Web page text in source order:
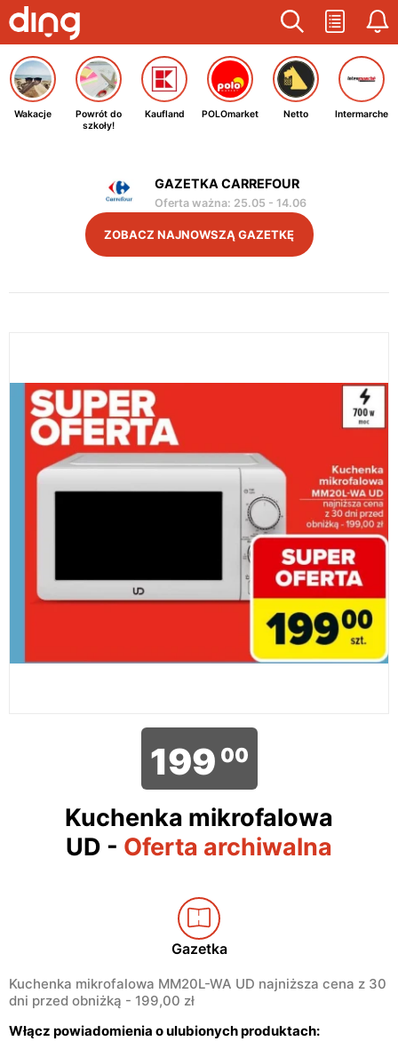
Wakacje
Powrót do
szkoły!
Kaufland POLOmarket Netto Intermarche
GAZETKA CARREFOUR
Oferta ważna: 25.05 - 14.06
ZOBACZ NAJNOWSZĄ GAZETKĘ
199 00
Kuchenka mikrofalowa
UD - Oferta archiwalna
Gazetka
Kuchenka mikrofalowa MM20L-WA UD najniższa cena z 30
dni przed obniżką - 199,00 zł
Włącz powiadomienia o ulubionych produktach: